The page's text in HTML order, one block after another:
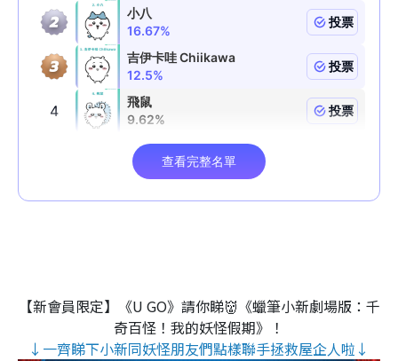
【新會員限定】《U GO》請你睇👹《蠟筆小新劇場版：千
奇百怪！我的妖怪假期》！
↓一齊睇下小新同妖怪朋友們點樣聯手拯救屋企人啦↓